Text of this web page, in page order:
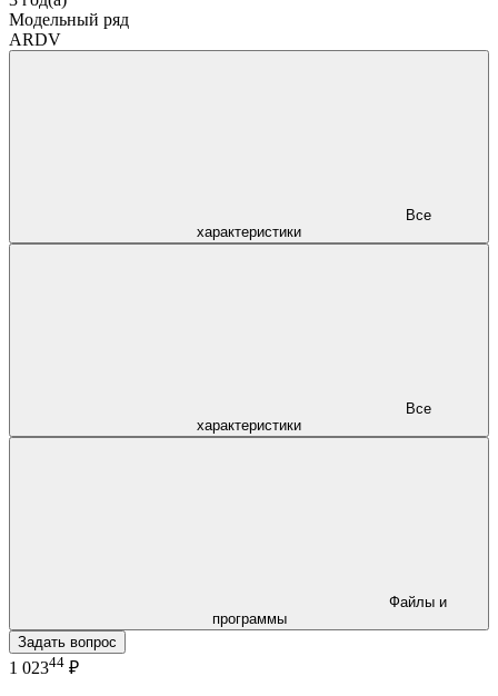
Модельный ряд
ARDV
характеристики
характеристики
программы
Задать вопрос
1 02344 ₽